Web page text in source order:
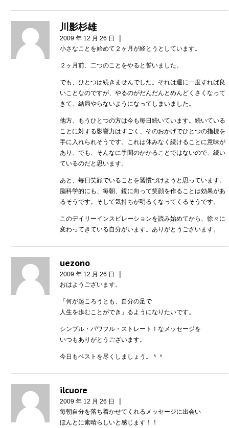
川影杉雄
2009 年 12 月 26 日 |
小さなことを始めて２ヶ月が経とうとしています。
２ヶ月前、二つのことをやると誓いました。
でも、ひとつは続きませんでした。それは週に一度すれば良
いことなのですが、やるのがだんだんとめんどくさくなって
きて、結局やらないようになってしまいました。
他方、もうひとつの方は今も毎日続いています。続いている
ことに対する影響力はすごく、そのおかげでひとつの指標を
手に入れられそうです。これは休みなく続けることに意味が
あり、でも、そんなに手間のかかることではないので、続い
ているのだと思います。
あと、毎日笑顔でいることを習慣づけようと思っています。
脳科学的にも、毎朝、鏡に向って笑顔を作ることは効果があ
るそうです。そして気持ちが明るくなってくるそうです。
このデイリーインスピレーションを読み始めてから、徐々に
変わってきている自分がいます。ありがとうございます。
uezono
2009 年 12 月 26 日 |
おはようございます。
「何が起ころうとも、自分の足で
人生を歩むことができ」るようになりたいです。
シンプル・パワフル・ストレート！なメッセージを
いつもありがとうございます。
今日もベストを尽くしましょう。＾＾
ilcuore
2009 年 12 月 26 日 |
毎朝自分を落ち着かせてくれるメッセージに出会い
ほんとに素晴らしいと感じます！！